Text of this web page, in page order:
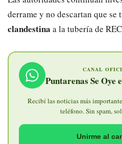
derrame y no descartan que se
clandestina a la tubería de
CANAL
Puntarenas Se Oye
Recibí las noticias más
teléfono. Sin spam,
Unirme al